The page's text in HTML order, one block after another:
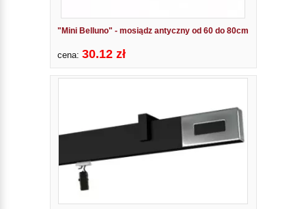
"Mini Belluno" - mosiądz antyczny od 60 do 80cm
cena: 30.12 zł